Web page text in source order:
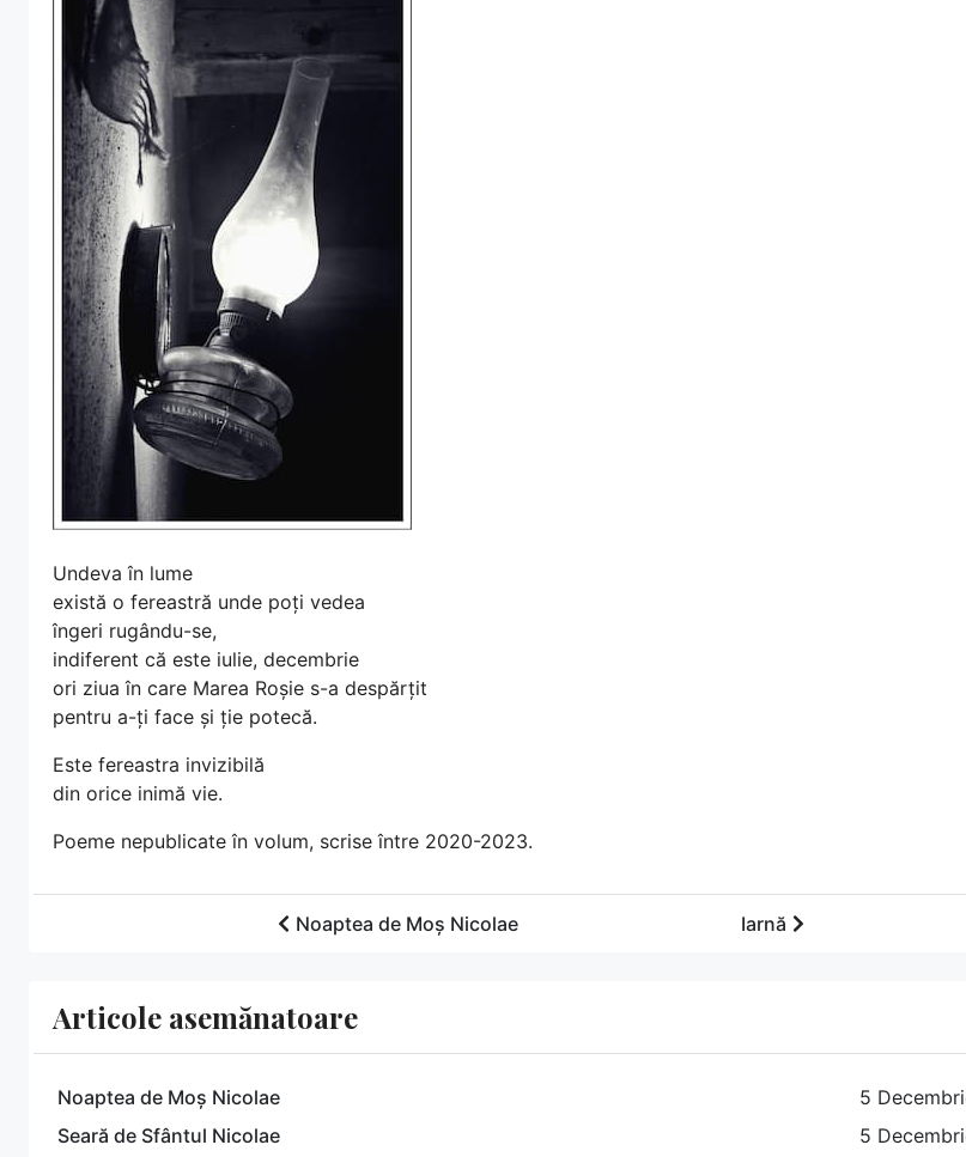
Undeva în lume
există o fereastră unde poți vedea
îngeri rugându-se,
indiferent că este iulie, decembrie
ori ziua în care Marea Roșie s-a despărțit
pentru a-ți face și ție potecă.
Este fereastra invizibilă
din orice inimă vie.
Poeme nepublicate în volum, scrise între 2020-2023.
Noaptea de Moș Nicolae Iarnă
Articole asemănatoare
Noaptea de Moș Nicolae
5
Seară de Sfântul Nicolae
5